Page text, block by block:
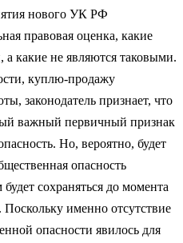
нового УК РФ
правовая оценка, какие
какие не являются таковыми.
куплю-продажу
законодатель признает, что
важный первичный признак
Но, вероятно, будет
опасность
сохраняться до момента
именно отсутствие
опасности явилось для